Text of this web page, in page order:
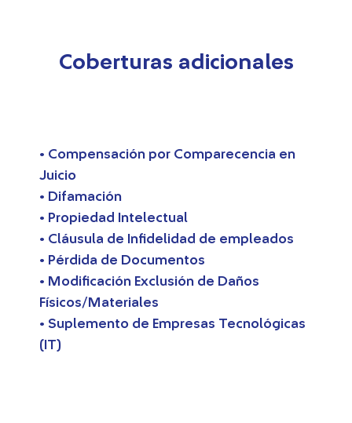
Coberturas adicionales
• Compensación por Comparecencia en
Juicio
• Difamación
• Propiedad Intelectual
• Cláusula de Infidelidad de empleados
• Pérdida de Documentos
• Modificación Exclusión de Daños
Físicos/Materiales
• Suplemento de Empresas Tecnológicas
(IT)